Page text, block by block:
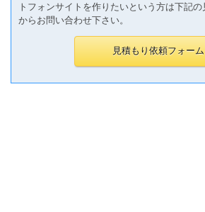
トフォンサイトを作りたいという方は下記
からお問い合わせ下さい。